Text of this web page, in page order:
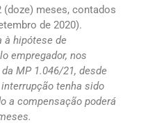
(doze) meses, contados
de 2020).
à hipótese de
empregador, nos
MP 1.046/21, desde
tenha sido
a compensação poderá